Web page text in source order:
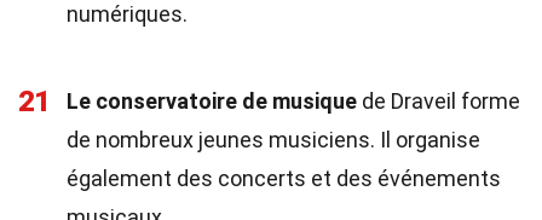
numériques.
21 Le conservatoire de musique de Draveil forme
de nombreux jeunes musiciens. Il organise
également des concerts et des événements